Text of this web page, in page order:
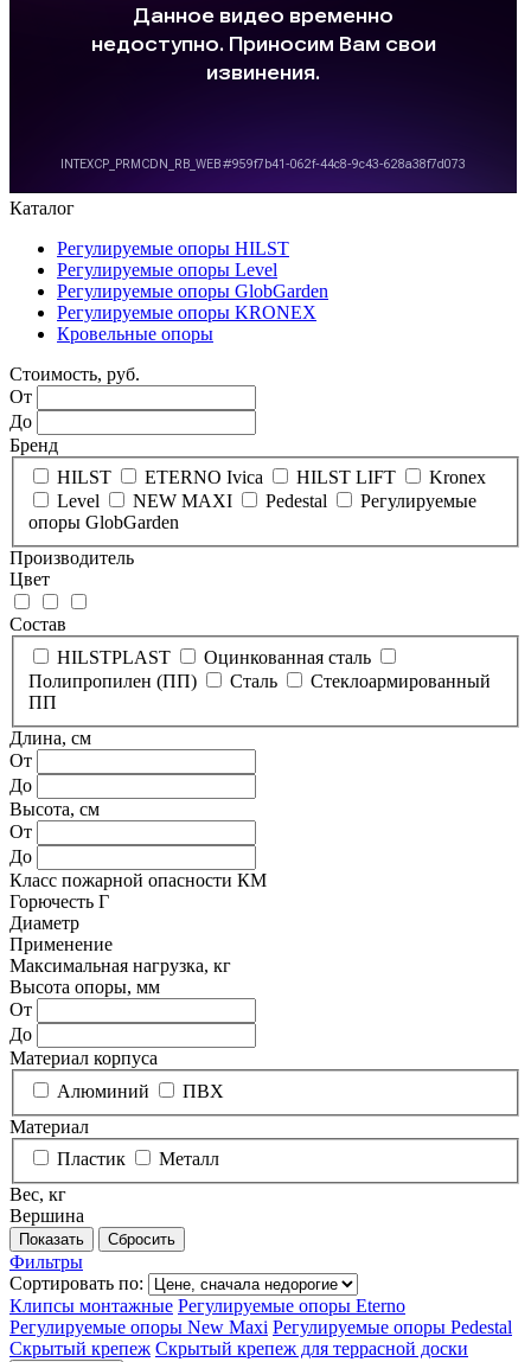
Каталог
Регулируемые опоры HILST
Регулируемые опоры Level
Регулируемые опоры GlobGarden
Регулируемые опоры KRONEX
Кровельные опоры
Стоимость, руб.
От
До
Бренд
HILST
ETERNO Ivica HILST LIFT
Kronex
Level
NEW MAXI Pedestal
Регулируемые
опоры GlobGarden
Производитель
Цвет
Состав
HILSTPLAST
Оцинкованная сталь
Полипропилен (ПП)
Сталь
Стеклоармированный
ПП
Длина, см
От
До
Высота, см
От
До
Класс пожарной опасности КМ
Горючесть Г
Диаметр
Применение
Максимальная нагрузка, кг
Высота опоры, мм
От
До
Материал корпуса
Алюминий
ПВХ
Материал
Пластик
Металл
Вес, кг
Вершина
Фильтры
Сортировать по:
Клипсы монтажные Регулируемые опоры Eterno
Регулируемые опоры New Maxi Регулируемые опоры Pedestal
Скрытый крепеж Скрытый крепеж для террасной доски